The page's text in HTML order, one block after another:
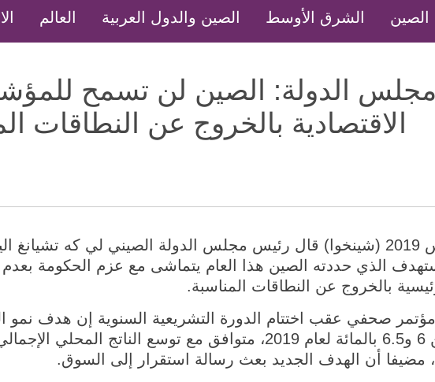
الصين الشرق الأوسط الصين والدول العربية العالم
الدولة: الصين لن تسمح
الاقتصادية بالخروج عن النطاقات
بكين 15 مارس 2019 (شينخوا) قال رئيس مجلس الدولة الصيني لي كه
الذي حددته الصين هذا العام يتماشى مع عزم الحكومة
بالخروج عن النطاقات المناسبة.
صحفي عقب اختتام الدورة التشريعية السنوية إن هدف نمو
مضيفا أن الهدف الجديد بعث رسالة استقرار إلى السوق.